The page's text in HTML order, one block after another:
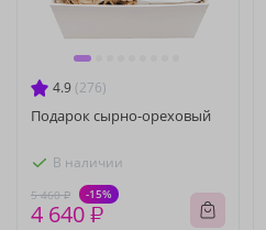
4.9 (276)
Подарок сырно-ореховый
В наличии
5 460 ₽ -15%
4 640 ₽